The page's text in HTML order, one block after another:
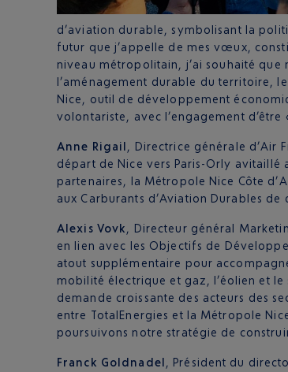
d’aviation durable, symbolisant la
futur que j’appelle de mes vœux,
niveau métropolitain, j’ai souhaité que
l’aménagement durable du territoire,
Nice, outil de développement
volontariste, avec l’engagement
Anne Rigail, Directrice générale d’Air
départ de Nice vers Paris-Orly avitaillé
partenaires, la Métropole Nice Côte
aux Carburants d’Aviation Durables
Alexis Vovk, Directeur général
en lien avec les Objectifs de
atout supplémentaire pour
mobilité électrique et gaz, l’éolien et
demande croissante des acteurs des
entre TotalEnergies et la Métropole
poursuivons notre stratégie de
Franck Goldnadel, Président du